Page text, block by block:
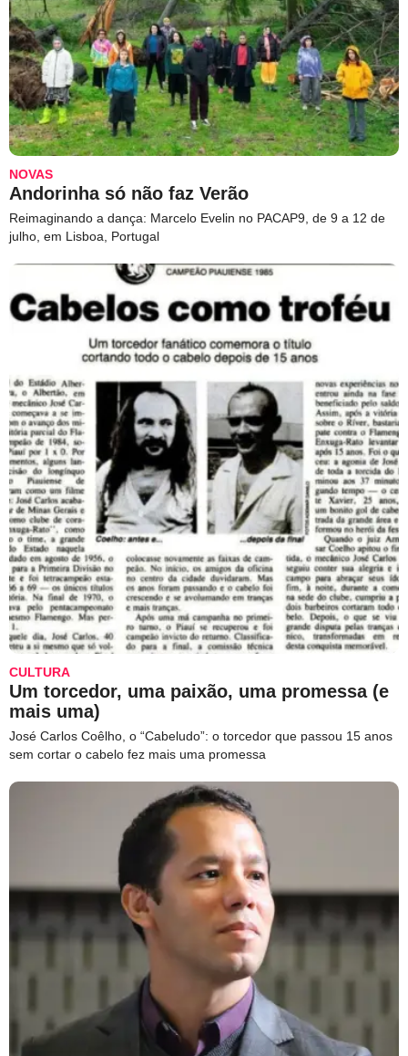
NOVAS
Andorinha só não faz Verão
Reimaginando a dança: Marcelo Evelin no PACAP9, de 9 a 12 de
julho, em Lisboa, Portugal
CULTURA
Um torcedor, uma paixão, uma promessa (e
mais uma)
José Carlos Coêlho, o “Cabeludo”: o torcedor que passou 15 anos
sem cortar o cabelo fez mais uma promessa